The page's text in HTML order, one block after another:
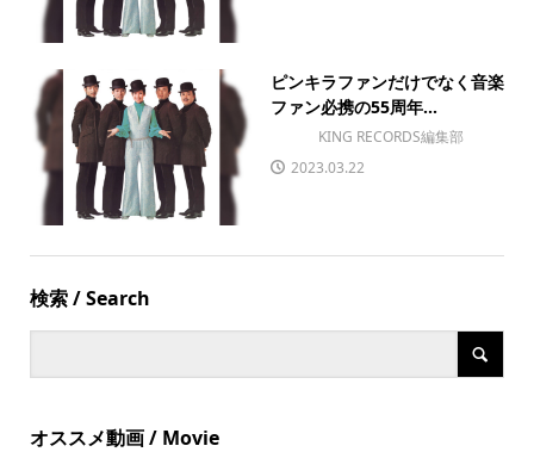
ピンキラファンだけでなく音楽
ファン必携の55周年...
KING RECORDS編集部
2023.03.22
検索 / Search
オススメ動画 / Movie